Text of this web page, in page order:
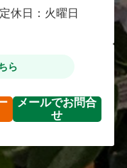
休日：火曜日
ら
メールでお問合
せ